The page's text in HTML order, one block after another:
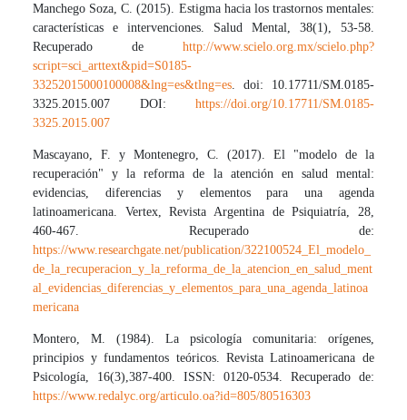
Manchego Soza, C. (2015). Estigma hacia los trastornos mentales:
características e intervenciones. Salud Mental, 38(1), 53-58.
Recuperado de http://www.scielo.org.mx/scielo.php?
script=sci_arttext&pid=S0185-
33252015000100008&lng=es&tlng=es. doi: 10.17711/SM.0185-
3325.2015.007 DOI: https://doi.org/10.17711/SM.0185-
3325.2015.007
Mascayano, F. y Montenegro, C. (2017). El "modelo de la
recuperación" y la reforma de la atención en salud mental:
evidencias, diferencias y elementos para una agenda
latinoamericana. Vertex, Revista Argentina de Psiquiatría, 28,
460-467. Recuperado de:
https://www.researchgate.net/publication/322100524_El_modelo_
de_la_recuperacion_y_la_reforma_de_la_atencion_en_salud_ment
al_evidencias_diferencias_y_elementos_para_una_agenda_latinoa
mericana
Montero, M. (1984). La psicología comunitaria: orígenes,
principios y fundamentos teóricos. Revista Latinoamericana de
Psicología, 16(3),387-400. ISSN: 0120-0534. Recuperado de:
https://www.redalyc.org/articulo.oa?id=805/80516303